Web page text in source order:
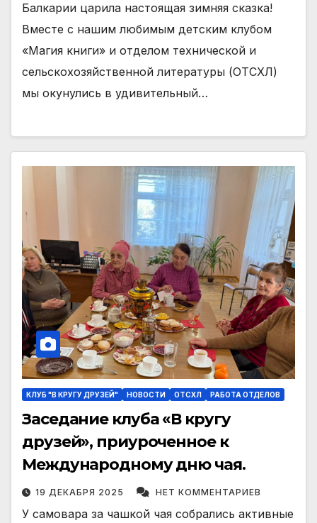
Балкарии царила настоящая зимняя сказка!
Вместе с нашим любимым детским клубом
«Магия книги» и отделом технической и
сельскохозяйственной литературы (ОТСХЛ)
мы окунулись в удивительный…
КЛУБ "В КРУГУ ДРУЗЕЙ" НОВОСТИ ОТСХЛ РАБОТА ОТДЕЛОВ
Заседание клуба «В кругу
друзей», приуроченное к
Международному дню чая.
19 ДЕКАБРЯ 2025 НЕТ КОММЕНТАРИЕВ
У самовара за чашкой чая собрались активные